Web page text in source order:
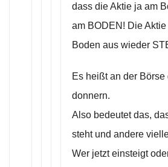
dass die Aktie ja am
am BODEN! Die
Boden aus wieder
Es heißt an der
donnern.
Also bedeutet das,
steht und andere
Wer jetzt einsteigt